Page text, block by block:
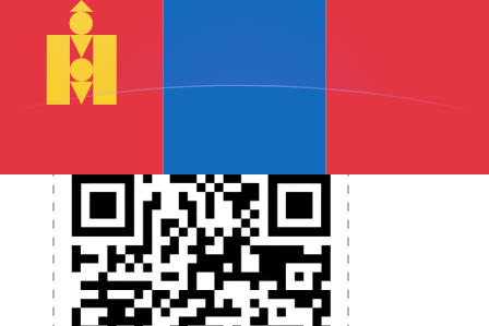
programmez des alertes de taux et transférez de
l'argent à l'étranger sans frais cachés. Téléchargez
l'application dès aujourd'hui !